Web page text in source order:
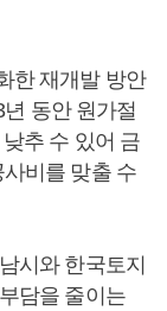
한 재개발 방안
동안 원가절
추 수 있어 금
비를 맞출 수
시와 한국토지
담을 줄이는